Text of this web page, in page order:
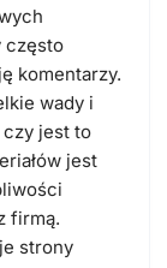
często
komentarzy.
wady i
jest to
jest
firmą.
strony